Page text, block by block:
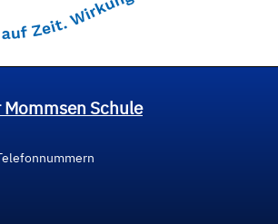
Mommsen Schule